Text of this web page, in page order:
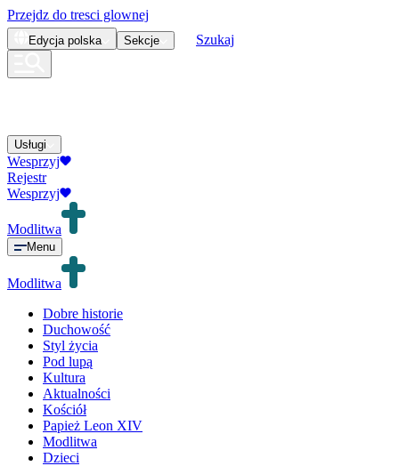
Przejdz do tresci glownej
Edycja polska Sekcje Szukaj
Usługi
Wesprzyj
Rejestr
Wesprzyj
Modlitwa
Menu
Modlitwa
Dobre historie
Duchowość
Styl życia
Pod lupą
Kultura
Aktualności
Kościół
Papież Leon XIV
Modlitwa
Dzieci